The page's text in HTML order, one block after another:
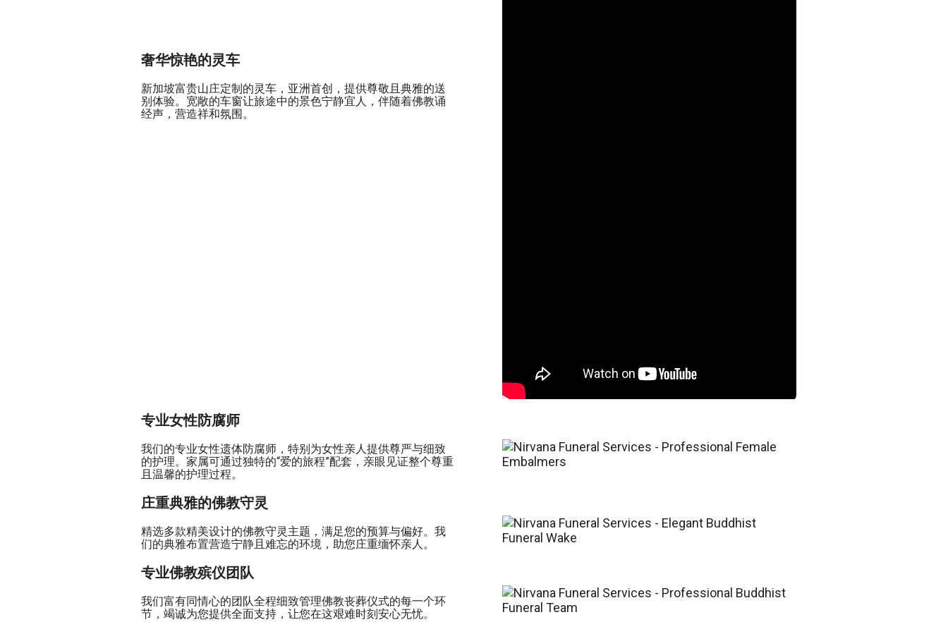
奢华惊艳的灵车
新加坡富贵山庄定制的灵车，亚洲首创，提供尊敬且典雅的送
别体验。宽敞的车窗让旅途中的景色宁静宜人，伴随着佛教诵
经声，营造祥和氛围。
专业女性防腐师
我们的专业女性遗体防腐师，特别为女性亲人提供尊严与细致
的护理。家属可通过独特的“爱的旅程”配套，亲眼见证整个尊重
且温馨的护理过程。
庄重典雅的佛教守灵
精选多款精美设计的佛教守灵主题，满足您的预算与偏好。我
们的典雅布置营造宁静且难忘的环境，助您庄重缅怀亲人。
专业佛教殡仪团队
我们富有同情心的团队全程细致管理佛教丧葬仪式的每一个环
节，竭诚为您提供全面支持，让您在这艰难时刻安心无忧。